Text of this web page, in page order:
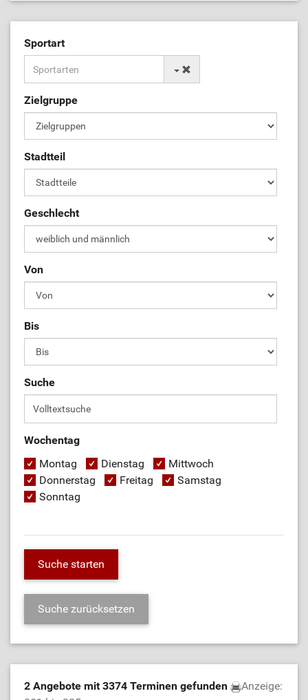
Sportart
Zielgruppe
Stadtteil
Geschlecht
Von
Bis
Suche
Wochentag
Montag
Dienstag
Mittwoch
Donnerstag
Freitag
Samstag
Sonntag
2 Angebote mit 3374 Terminen gefunden
Anzeige: